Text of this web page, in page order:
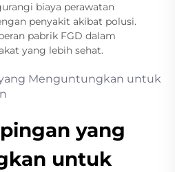
biaya perawatan
penyakit akibat polusi.
pabrik FGD dalam
yang lebih sehat.
yang
untuk